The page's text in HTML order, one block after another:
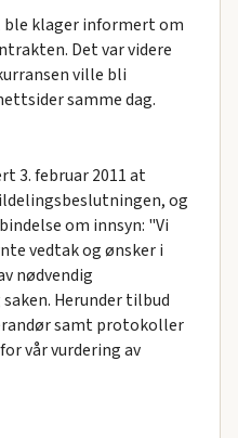
ble klager informert om
Det var videre
ville bli
samme dag.
3. februar 2011 at
og
om innsyn: "Vi
vedtak og ønsker i
nødvendig
Herunder tilbud
samt protokoller
vår vurdering av